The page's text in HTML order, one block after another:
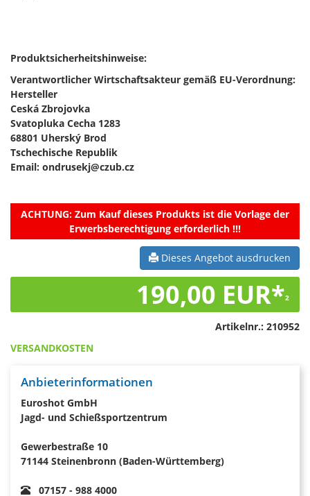
Produktsicherheitshinweise:
Verantwortlicher Wirtschaftsakteur gemäß EU-Verordnung:
Hersteller
Ceská Zbrojovka
Svatopluka Cecha 1283
68801 Uherský Brod
Tschechische Republik
Email: ondrusekj@czub.cz
ACHTUNG: Zum Kauf dieses Produkts ist die Vorlage der
Erwerbsberechtigung erforderlich !!!
Dieses Angebot ausdrucken
190,00 EUR*2
Artikelnr.: 210952
VERSANDKOSTEN
Anbieterinformationen
Euroshot GmbH
Jagd- und Schießsportzentrum
Gewerbestraße 10
71144 Steinenbronn (Baden-Württemberg)
07157 - 988 4000